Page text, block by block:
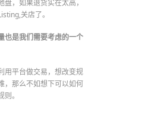
盘，如果退货实在太高，
关店了。
也是我们需要考虑的一个
用平台做交易，想改变规
，那么不如想下可以如何
。